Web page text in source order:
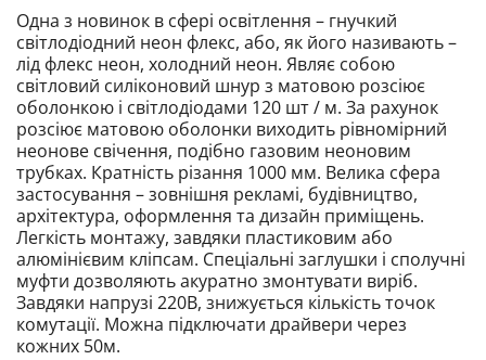
Одна з новинок в сфері освітлення – гнучкий
світлодіодний неон флекс, або, як його називають –
лід флекс неон, холодний неон. Являє собою
світловий силіконовий шнур з матовою розсіює
оболонкою і світлодіодами 120 шт / м. За рахунок
розсіює матовою оболонки виходить рівномірний
неонове свічення, подібно газовим неоновим
трубках. Кратність різання 1000 мм. Велика сфера
застосування – зовнішня рекламі, будівництво,
архітектура, оформлення та дизайн приміщень.
Легкість монтажу, завдяки пластиковим або
алюмінієвим кліпсам. Спеціальні заглушки і сполучні
муфти дозволяють акуратно змонтувати виріб.
Завдяки напрузі 220В, знижується кількість точок
комутації. Можна підключати драйвери через
кожних 50м.